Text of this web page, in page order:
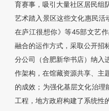
育赛事，吸引大量社区居民组
艺术踏入景区这些文化惠民
在庐江很想你》等45部文艺
融合的运作方式，采取公开招
分公司（合肥新华书店）纳入
作架构，在馆藏资源共享、主
的成效；为强化基层文化治理
工程，地方政府构建了系统性